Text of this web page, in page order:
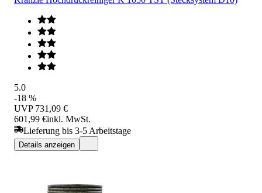
5.0
-18 %
UVP 731,09 €
601,99 €inkl. MwSt.
Lieferung bis 3-5 Arbeitstage
Details anzeigen